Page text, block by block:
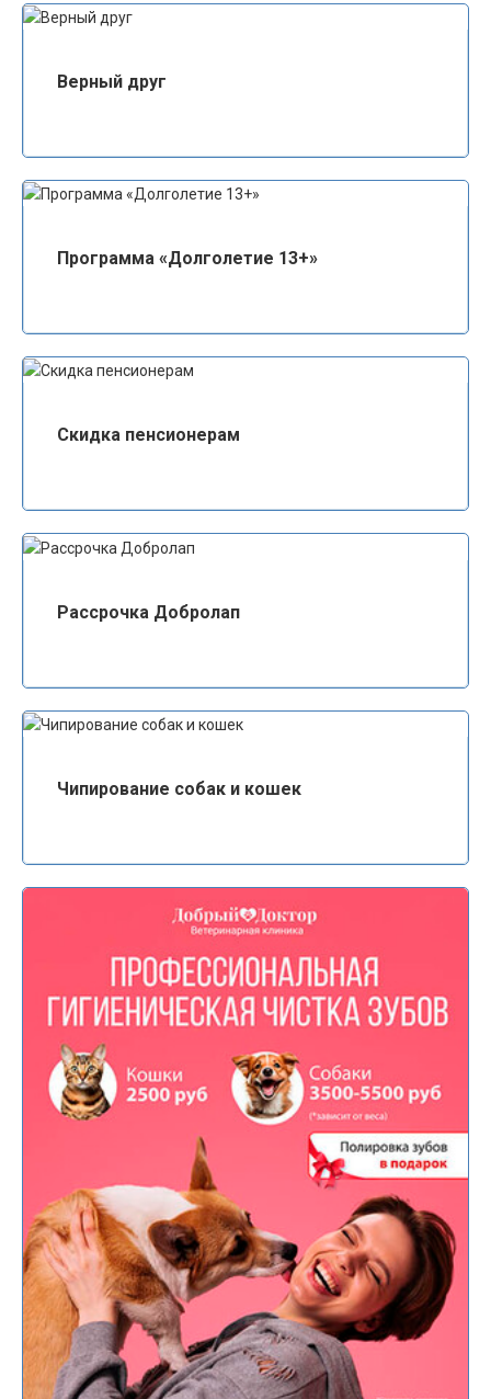
Верный друг
Программа «Долголетие 13+»
Скидка пенсионерам
Рассрочка Добролап
Чипирование собак и кошек